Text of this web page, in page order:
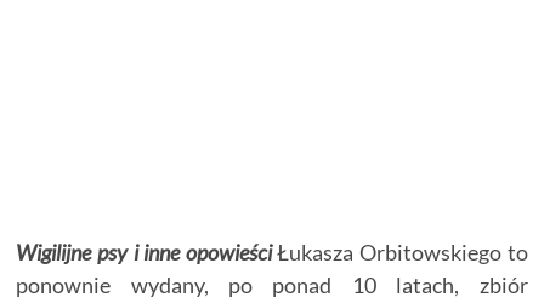
Wigilijne psy i inne opowieściŁukasza Orbitowskiego to
ponownie wydany, po ponad 10 latach, zbiór